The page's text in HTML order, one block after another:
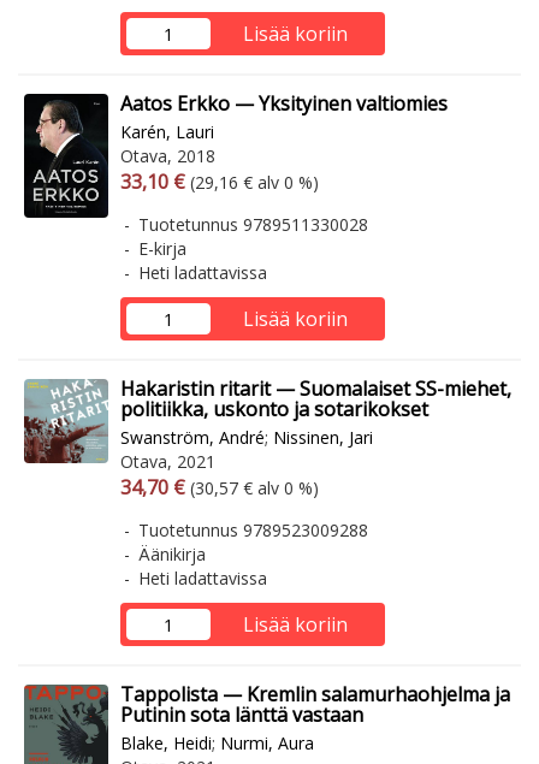
Lisää koriin
Aatos Erkko — Yksityinen valtiomies
Karén, Lauri
Otava, 2018
Arvonlisäverollinen hinta
33,10 € Arvonlisäveroton hinta
(29,16 € alv 0 %)
Tuotetunnus 9789511330028
E-kirja
Heti ladattavissa
Lisää koriin
Hakaristin ritarit — Suomalaiset SS-miehet,
politiikka, uskonto ja sotarikokset
Swanström, André; Nissinen, Jari
Otava, 2021
Arvonlisäverollinen hinta
34,70 € Arvonlisäveroton hinta
(30,57 € alv 0 %)
Tuotetunnus 9789523009288
Äänikirja
Heti ladattavissa
Lisää koriin
Tappolista — Kremlin salamurhaohjelma ja
Putinin sota länttä vastaan
Blake, Heidi; Nurmi, Aura